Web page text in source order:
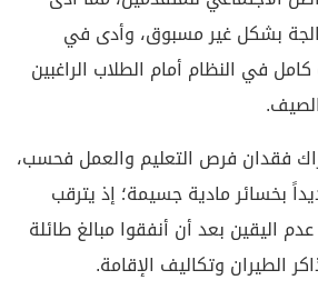
بشكل غير مسبوق، وأدى في
في النظام أمام الطلاب الراغبين
فقدان فرص التعليم والعمل فحسب،
بخسائر مادية جسيمة؛ إذ يترقب
اليقين بعد أن أنفقوا مبالغ طائلة
الطيران وتكاليف الإقامة.